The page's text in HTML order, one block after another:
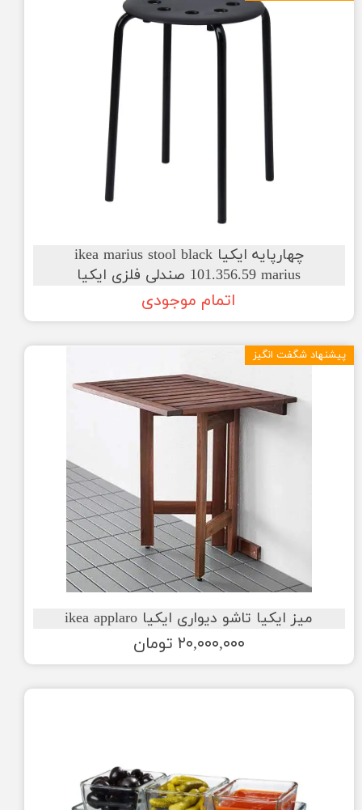
چهارپایه ایکیا ikea marius stool black
101.356.59 marius صندلی فلزی ایکیا
اتمام موجودی
میز ایکیا تاشو دیواری ایکیا ikea applaro
۲۰,۰۰۰,۰۰۰ تومان
پیشنهاد شگفت انگیز